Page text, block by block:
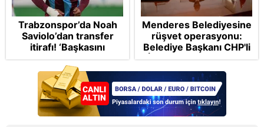
Trabzonspor’da Noah
Saviolo’dan transfer
itirafı! ‘Başkasını
izlemeye geldi’
Menderes Belediyesine
rüşvet operasyonu:
Belediye Başkanı CHP'li
İlkay Çiçek tutuklandı